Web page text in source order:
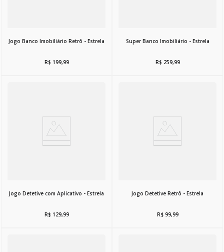
Jogo Banco Imobiliário Retrô - Estrela
R$ 199,99
Super Banco Imobiliário - Estrela
R$ 259,99
Jogo Detetive com Aplicativo - Estrela
R$ 129,99
Jogo Detetive Retrô - Estrela
R$ 99,99